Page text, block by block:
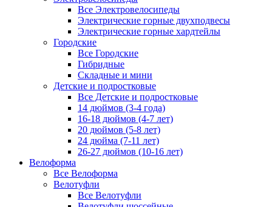
Все Электровелосипеды
Электрические горные двухподвесы
Электрические горные хардтейлы
Городские
Все Городские
Гибридные
Складные и мини
Детские и подростковые
Все Детские и подростковые
14 дюймов (3-4 года)
16-18 дюймов (4-7 лет)
20 дюймов (5-8 лет)
24 дюйма (7-11 лет)
26-27 дюймов (10-16 лет)
Велоформа
Все Велоформа
Велотуфли
Все Велотуфли